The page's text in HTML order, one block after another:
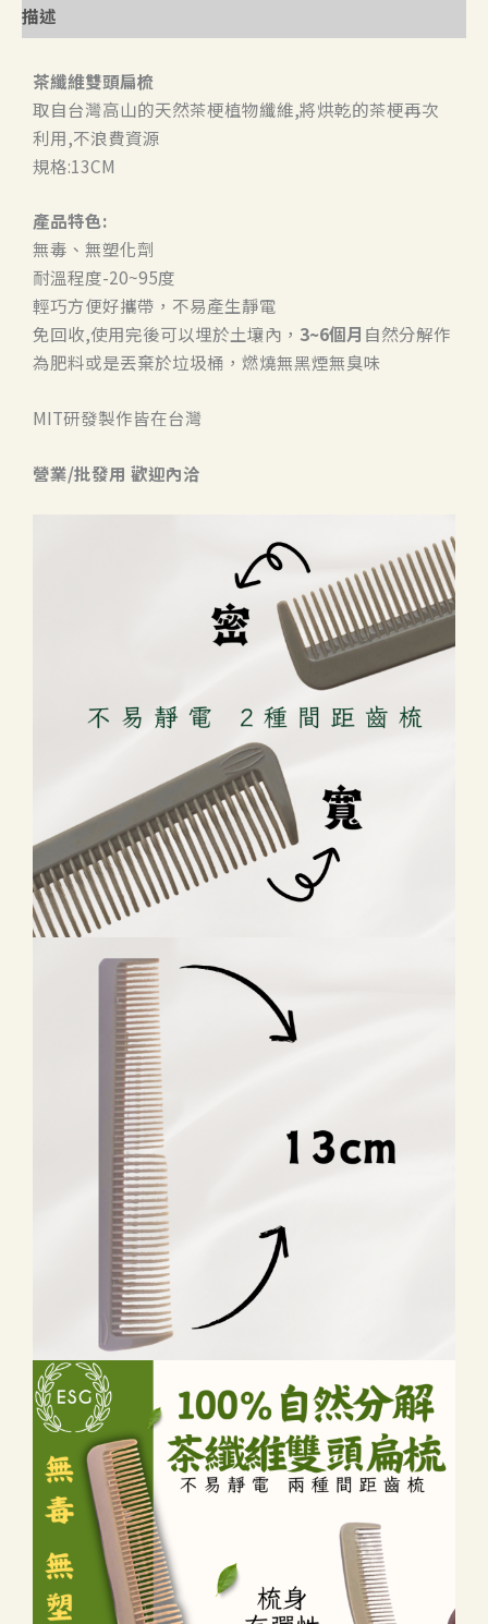
描述
茶纖維雙頭扁梳
取自台灣高山的天然茶梗植物纖維,將烘乾的茶梗再次
利用,不浪費資源
規格:13CM
產品特色:
無毒、無塑化劑
耐溫程度-20~95度
輕巧方便好攜帶，不易產生靜電
免回收,使用完後可以埋於土壤內， 3~6個月 自然分解作
為肥料或是丟棄於垃圾桶，燃燒無黑煙無臭味
MIT研發製作皆在台灣
營業/批發用 歡迎內洽